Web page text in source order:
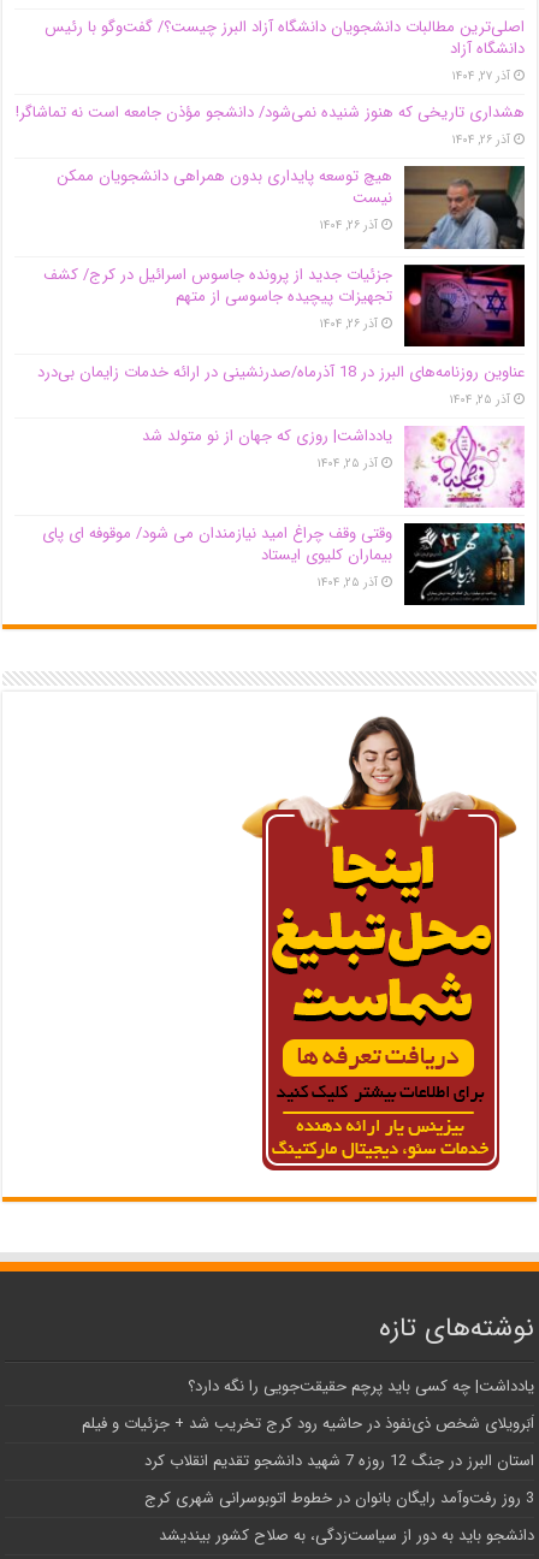
اصلی‌ترین مطالبات دانشجویان دانشگاه آزاد البرز چیست؟/ گفت‌وگو با رئیس
دانشگاه آز‌اد
آذر ۲۷, ۱۴۰۴
هشداری تاریخی که هنوز شنیده نمی‌شود/ دانشجو مؤذن جامعه است نه تماشاگر!
آذر ۲۶, ۱۴۰۴
هیچ توسعه پایداری بدون همراهی دانشجویان ممکن
نیست
آذر ۲۶, ۱۴۰۴
جزئیات جدید از پرونده جاسوس اسرائیل در کرج/‌ کشف
تجهیزات پیچیده جاسوسی از متهم
آذر ۲۶, ۱۴۰۴
عناوین روزنامه‌های البرز در ‌18 آذرماه/صدرنشینی در ارائه خدمات زایمان بی‌درد
آذر ۲۵, ۱۴۰۴
یادداشت| روزی که جهان از نو متولد شد
آذر ۲۵, ۱۴۰۴
وقتی وقف چراغ امید نیازمندان می شود/ موقوفه ای پای
بیماران کلیوی ایستاد
آذر ۲۵, ۱۴۰۴
نوشته‌های تازه
یادداشت| ‌چه کسی باید پرچم حقیقت‌جویی را نگه دارد؟
اَبَر‌ویلای شخص ذی‌نفوذ در حاشیه‌ رود کرج تخریب شد + جزئیات و فیلم
استان البرز در جنگ 12 روزه 7 شهید دانشجو تقدیم انقلاب کرد
3 روز رفت‌وآمد رایگان بانوان در خطوط اتوبوسرانی شهری کرج
دانشجو باید به دور از سیاست‌زدگی، به صلاح کشور بیندیشد